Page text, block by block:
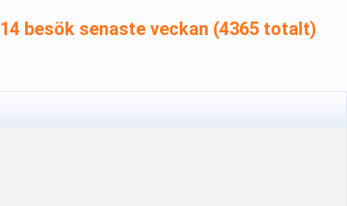
14 besök senaste veckan (4365 totalt)